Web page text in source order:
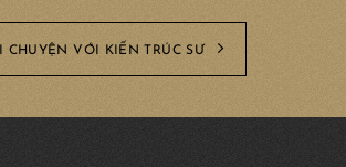
CHUYỆN VỚI KIẾN TRÚC SƯ